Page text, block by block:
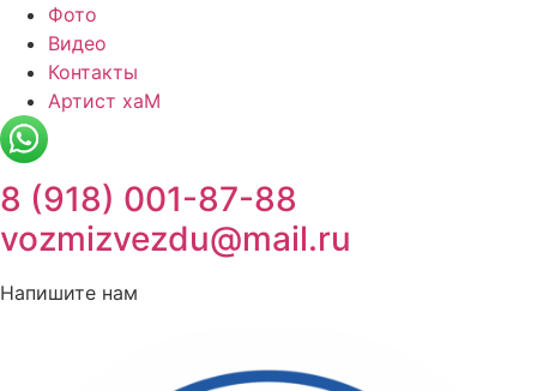
Фото
Видео
Контакты
Артист хаМ
8 (918) 001-87-88
vozmizvezdu@mail.ru
Напишите нам